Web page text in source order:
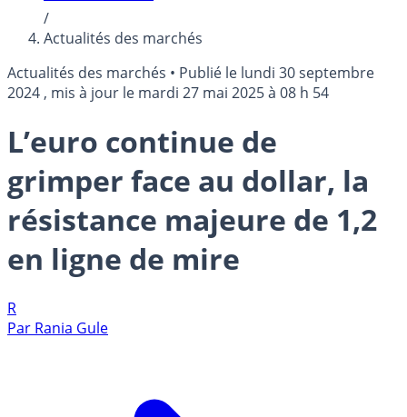
/
Actualités des marchés
Actualités des marchés • Publié le lundi 30 septembre
2024 , mis à jour le mardi 27 mai 2025 à 08 h 54
L’euro continue de
grimper face au dollar, la
résistance majeure de 1,2
en ligne de mire
R
Par Rania Gule